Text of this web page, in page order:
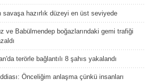
savaşa hazırlık düzeyi en üst seviyede
ve Babülmendep boğazlarındaki gemi trafiği
terörle bağlantılı 8 şahıs yakalandı
Önceliğim anlaşma çünkü insanları